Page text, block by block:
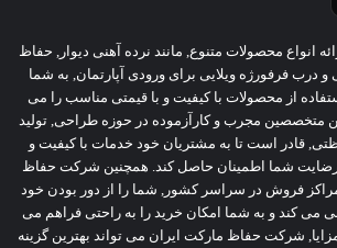
انواع محصولات متنوع, مانند نرده آهنی دیوار, حفاظ
و درب فرفورژه ویلایی برای ورودی آپارتمان, به شما
از محصولات با کیفیت و با قیمتی مناسب را می
متخصصین مجرب و کارآزموده در حوزه طراحی, تولید
قادر است تا به مشتریان خود خدمات با کیفیت و
رضایت شما اطمینان حاصل کند. همچنین شرکت حفاظ
فروش در سراسر کشور, شما را از دور بودن خود
می کند و به شما امکان خرید را به راحتی فراهم می
شرکت حفاظ مارکت ایران می تواند بهترین گزینه